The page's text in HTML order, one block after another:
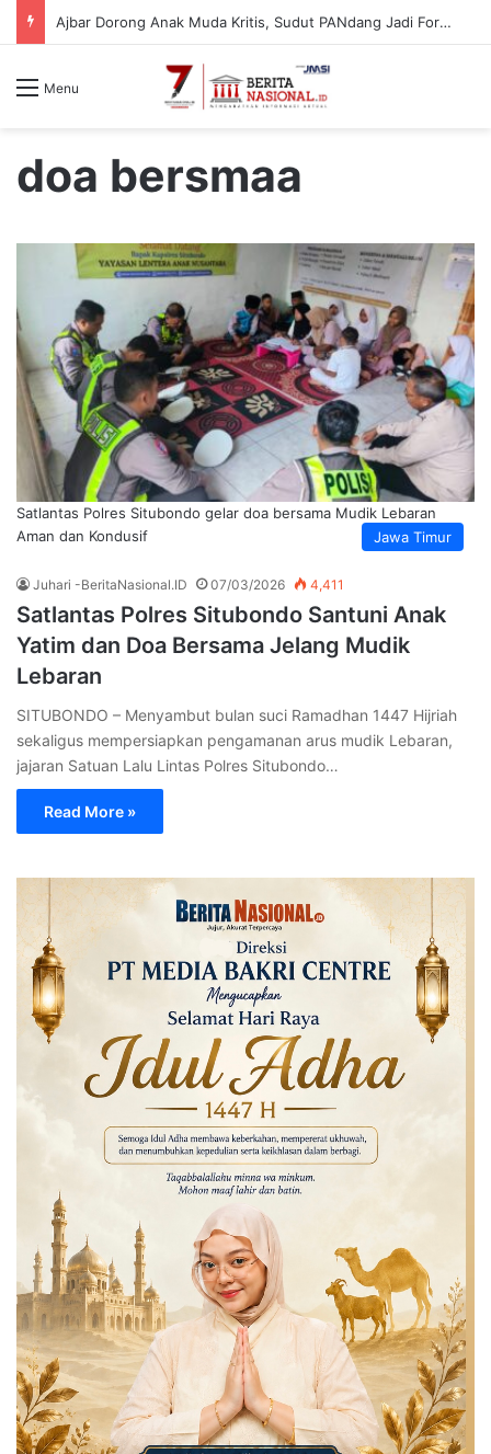
Ajbar Dorong Anak Muda Kritis, Sudut PANdang Jadi Forum Bedah Data Pembangunan Sulbar
Menu
doa bersmaa
Jawa Timur
Satlantas Polres Situbondo gelar doa bersama Mudik Lebaran
Aman dan Kondusif
Juhari -BeritaNasional.ID 07/03/2026 4,411
Satlantas Polres Situbondo Santuni Anak
Yatim dan Doa Bersama Jelang Mudik
Lebaran
SITUBONDO – Menyambut bulan suci Ramadhan 1447 Hijriah
sekaligus mempersiapkan pengamanan arus mudik Lebaran,
jajaran Satuan Lalu Lintas Polres Situbondo…
Read More »